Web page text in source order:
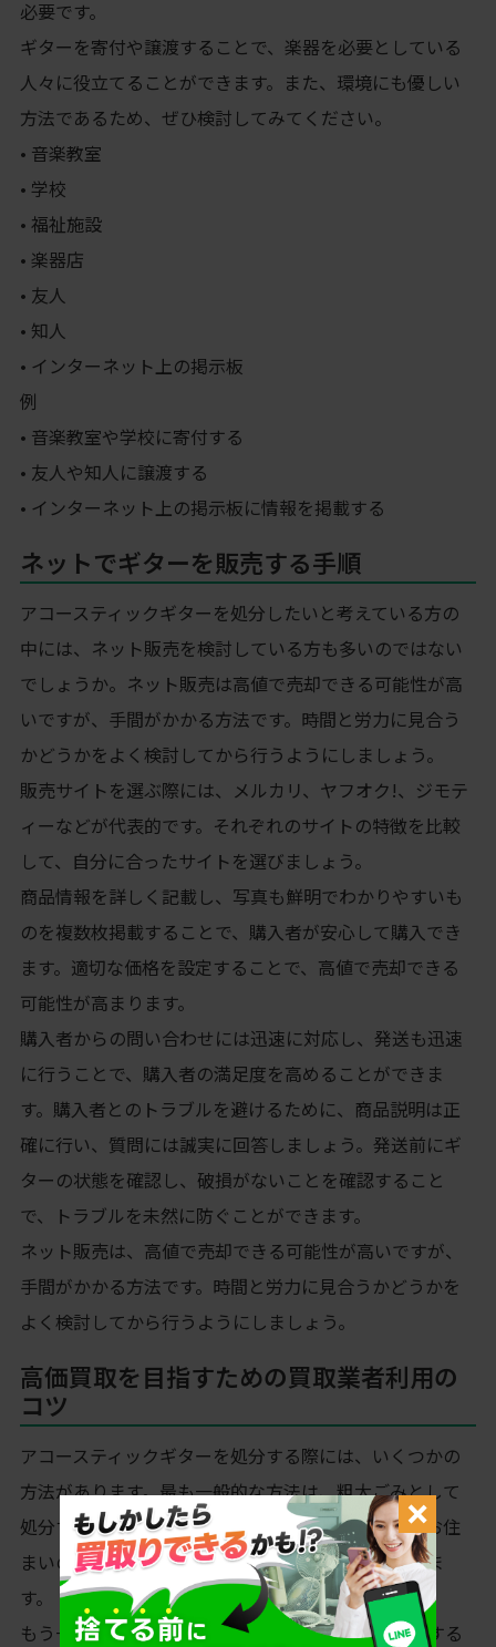
必要です。
ギターを寄付や譲渡することで、楽器を必要としている
人々に役立てることができます。また、環境にも優しい
方法であるため、ぜひ検討してみてください。
• 音楽教室
• 学校
• 福祉施設
• 楽器店
• 友人
• 知人
• インターネット上の掲示板
例
• 音楽教室や学校に寄付する
• 友人や知人に譲渡する
• インターネット上の掲示板に情報を掲載する
ネットでギターを販売する手順
アコースティックギターを処分したいと考えている方の
中には、ネット販売を検討している方も多いのではない
でしょうか。ネット販売は高値で売却できる可能性が高
いですが、手間がかかる方法です。時間と労力に見合う
かどうかをよく検討してから行うようにしましょう。
販売サイトを選ぶ際には、メルカリ、ヤフオク!、ジモテ
ィーなどが代表的です。それぞれのサイトの特徴を比較
して、自分に合ったサイトを選びましょう。
商品情報を詳しく記載し、写真も鮮明でわかりやすいも
のを複数枚掲載することで、購入者が安心して購入でき
ます。適切な価格を設定することで、高値で売却できる
可能性が高まります。
購入者からの問い合わせには迅速に対応し、発送も迅速
に行うことで、購入者の満足度を高めることができま
す。購入者とのトラブルを避けるために、商品説明は正
確に行い、質問には誠実に回答しましょう。発送前にギ
ターの状態を確認し、破損がないことを確認すること
で、トラブルを未然に防ぐことができます。
ネット販売は、高値で売却できる可能性が高いですが、
手間がかかる方法です。時間と労力に見合うかどうかを
よく検討してから行うようにしましょう。
高価買取を目指すための買取業者利用の
コツ
アコースティックギターを処分する際には、いくつかの
方法があります。最も一般的な方法は、粗大ごみとして
処分する方法です。粗大ごみとして処分するには、お住
まいの自治体のルールに従って処分する必要がありま
す。
もう一つの方法は、可燃ごみ・不燃ごみとして処分する